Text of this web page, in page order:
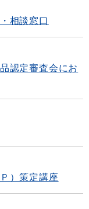
相談窓口
認定審査会にお
）策定講座